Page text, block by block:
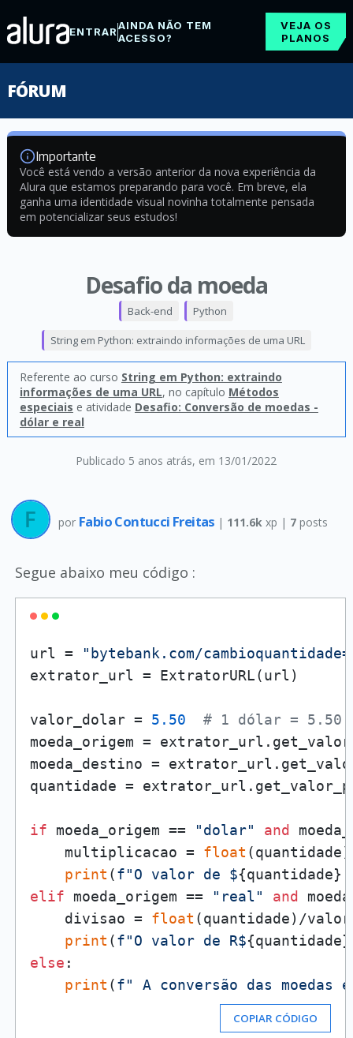
ENTRARAINDA NÃO TEM
ACESSO?
VEJA OS
PLANOS
FÓRUM
Importante
Você está vendo a versão anterior da nova experiência da
Alura que estamos preparando para você. Em breve, ela
ganha uma identidade visual novinha totalmente pensada
em potencializar seus estudos!
Desafio da moeda
Publicado 5 anos atrás, em 13/01/2022
Back-end Python
String em Python: extraindo informações de uma URL
Referente ao curso String em Python: extraindo
informações de uma URL, no capítulo Métodos
especiais e atividade Desafio: Conversão de moedas -
dólar e real
por Fabio Contucci Freitas | 111.6k xp | 7 posts
Segue abaixo meu código :
url =
"bytebank.com/
extrator_url = ExtratorURL(url)
valor_dolar = 5.50
# 1 dólar = 5.50
moeda_origem =
moeda_destino =
quantidade =
if moeda_origem == "dolar" and
    multiplicacao =
float
print (f"O valor de ${quantidade}
elif moeda_origem == "real" and
    divisao =
float (quantidade)/
print (f"O valor de R${quantidade}
else :
print (f" A conversão das moedas
COPIAR CÓDIGO